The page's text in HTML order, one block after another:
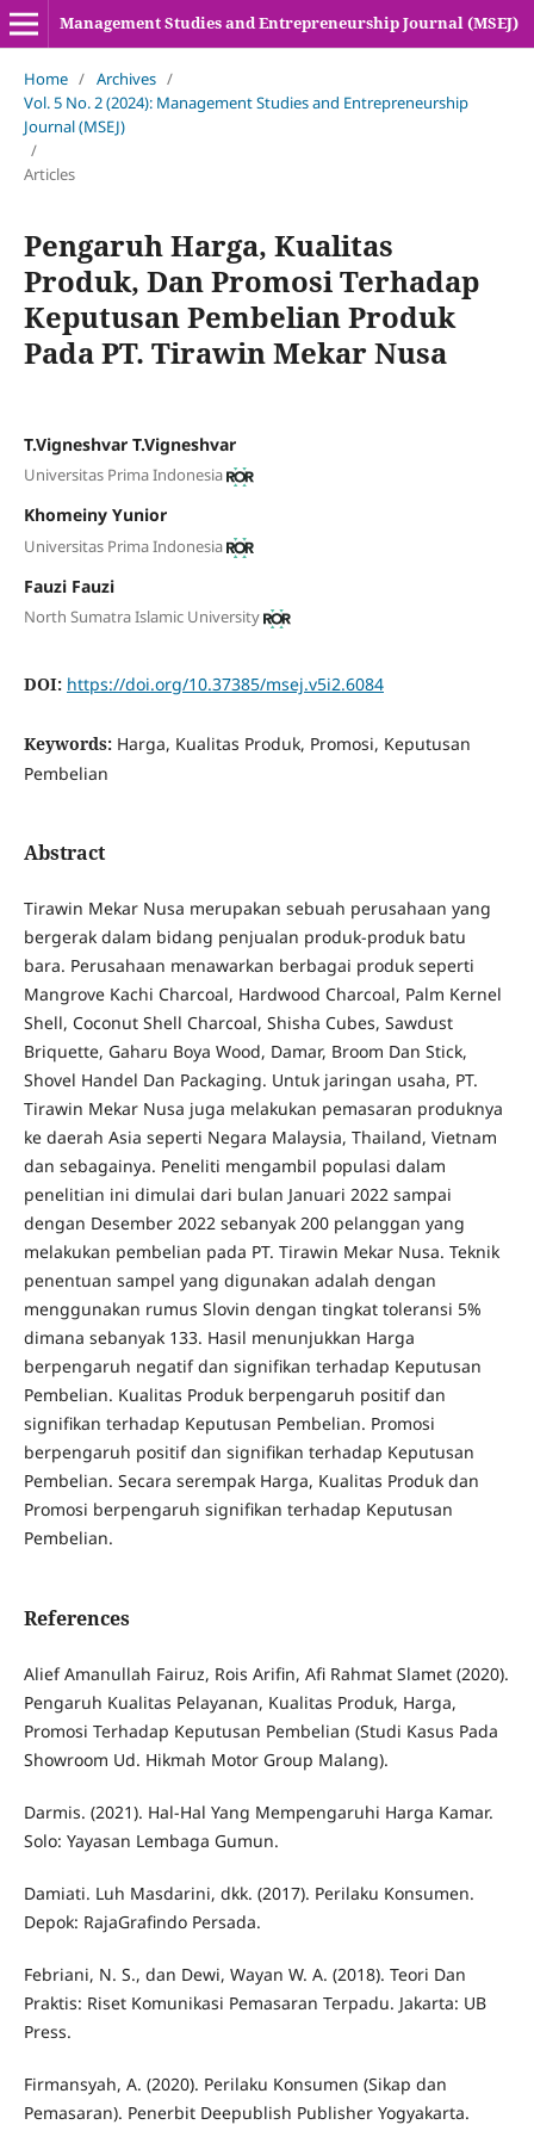
Management Studies and Entrepreneurship Journal (MSEJ)
Home / Archives /
Vol. 5 No. 2 (2024): Management Studies and Entrepreneurship
Journal (MSEJ)
/
Articles
Pengaruh Harga, Kualitas
Produk, Dan Promosi Terhadap
Keputusan Pembelian Produk
Pada PT. Tirawin Mekar Nusa
T.Vigneshvar T.Vigneshvar
Universitas Prima Indonesia
Khomeiny Yunior
Universitas Prima Indonesia
Fauzi Fauzi
North Sumatra Islamic University
DOI: https://doi.org/10.37385/msej.v5i2.6084
Keywords: Harga, Kualitas Produk, Promosi, Keputusan
Pembelian
Abstract
Tirawin Mekar Nusa merupakan sebuah perusahaan yang
bergerak dalam bidang penjualan produk-produk batu
bara. Perusahaan menawarkan berbagai produk seperti
Mangrove Kachi Charcoal, Hardwood Charcoal, Palm Kernel
Shell, Coconut Shell Charcoal, Shisha Cubes, Sawdust
Briquette, Gaharu Boya Wood, Damar, Broom Dan Stick,
Shovel Handel Dan Packaging. Untuk jaringan usaha, PT.
Tirawin Mekar Nusa juga melakukan pemasaran produknya
ke daerah Asia seperti Negara Malaysia, Thailand, Vietnam
dan sebagainya. Peneliti mengambil populasi dalam
penelitian ini dimulai dari bulan Januari 2022 sampai
dengan Desember 2022 sebanyak 200 pelanggan yang
melakukan pembelian pada PT. Tirawin Mekar Nusa. Teknik
penentuan sampel yang digunakan adalah dengan
menggunakan rumus Slovin dengan tingkat toleransi 5%
dimana sebanyak 133. Hasil menunjukkan Harga
berpengaruh negatif dan signifikan terhadap Keputusan
Pembelian. Kualitas Produk berpengaruh positif dan
signifikan terhadap Keputusan Pembelian. Promosi
berpengaruh positif dan signifikan terhadap Keputusan
Pembelian. Secara serempak Harga, Kualitas Produk dan
Promosi berpengaruh signifikan terhadap Keputusan
Pembelian.
References
Alief Amanullah Fairuz, Rois Arifin, Afi Rahmat Slamet (2020).
Pengaruh Kualitas Pelayanan, Kualitas Produk, Harga,
Promosi Terhadap Keputusan Pembelian (Studi Kasus Pada
Showroom Ud. Hikmah Motor Group Malang).
Darmis. (2021). Hal-Hal Yang Mempengaruhi Harga Kamar.
Solo: Yayasan Lembaga Gumun.
Damiati. Luh Masdarini, dkk. (2017). Perilaku Konsumen.
Depok: RajaGrafindo Persada.
Febriani, N. S., dan Dewi, Wayan W. A. (2018). Teori Dan
Praktis: Riset Komunikasi Pemasaran Terpadu. Jakarta: UB
Press.
Firmansyah, A. (2020). Perilaku Konsumen (Sikap dan
Pemasaran). Penerbit Deepublish Publisher Yogyakarta.